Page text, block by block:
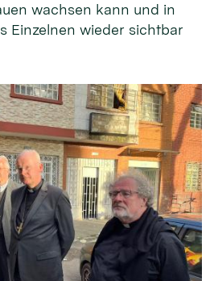
wachsen kann und in
Einzelnen wieder sichtbar